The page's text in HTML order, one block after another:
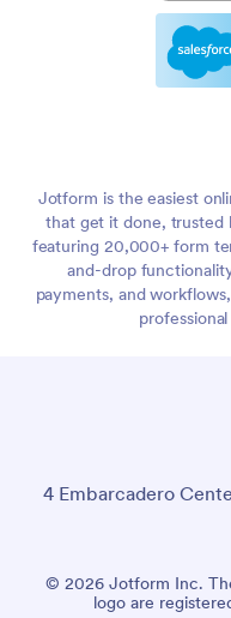
Jotform is the easiest
that get it done, trusted
featuring 20,000+ form
and-drop
payments, and
4 Embarcadero
© 2026 Jotform Inc.
logo are